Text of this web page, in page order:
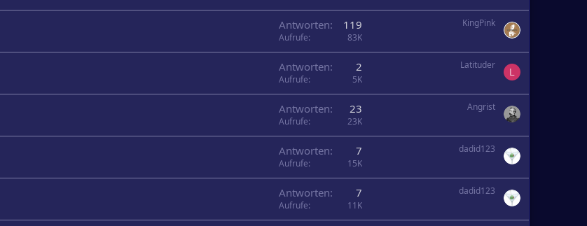
Antworten 119
Aufrufe 83K
KingPink
Antworten 2
Aufrufe 5K
Latituder
L
Antworten 23
Aufrufe 23K
Angrist
Antworten 7
Aufrufe 15K
dadid123
Antworten 7
Aufrufe 11K
dadid123